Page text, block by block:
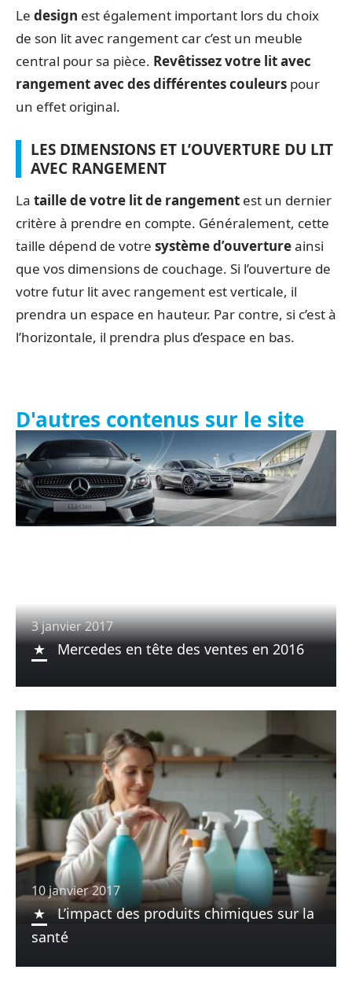
Le design est également important lors du choix
de son lit avec rangement car c’est un meuble
central pour sa pièce. Revêtissez votre lit avec
rangement avec des différentes couleurs pour
un effet original.
LES DIMENSIONS ET L’OUVERTURE DU LIT
AVEC RANGEMENT
La taille de votre lit de rangement est un dernier
critère à prendre en compte. Généralement, cette
taille dépend de votre système d’ouvertureainsi
que vos dimensions de couchage. Si l’ouverture de
votre futur lit avec rangement est verticale, il
prendra un espace en hauteur. Par contre, si c’est à
l’horizontale, il prendra plus d’espace en bas.
D'autres contenus sur le site
3 janvier 2017
Mercedes en tête des ventes en 2016
10 janvier 2017
L’impact des produits chimiques sur la
santé